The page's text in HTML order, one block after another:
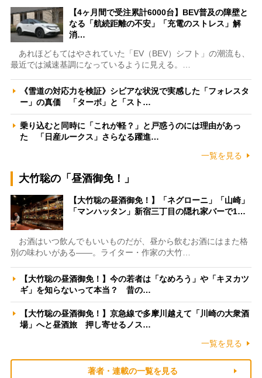
【4ヶ月間で受注累計6000台】BEV普及の障壁と
なる「航続距離の不安」「充電のストレス」解
消…
あれほどもてはやされていた「EV（BEV）シフト」の潮流も、
最近では減速基調になっているように見える。…
《雪道の対応力を検証》シビアな状況で実感した「フォレスタ
ー」の真価 「ターボ」と「スト…
乗り込むと同時に「これが軽？」と戸惑うのには理由があっ
た 「日産ルークス」さらなる躍進…
一覧を見る
大竹聡の「昼酒御免！」
【大竹聡の昼酒御免！】「ネグローニ」「山崎」
「マンハッタン」新宿三丁目の隠れ家バーで1…
お酒はいつ飲んでもいいものだが、昼から飲むお酒にはまた格
別の味わいがある――。ライター・作家の大竹…
【大竹聡の昼酒御免！】今の若者は「なめろう」や「キヌカツ
ギ」を知らないって本当？ 昔の…
【大竹聡の昼酒御免！】京急線で多摩川越えて「川崎の大衆酒
場」へと昼酒旅 押し寄せるノス…
一覧を見る
著者・連載の一覧を見る